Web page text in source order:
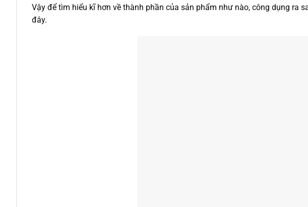
Vậy để tìm hiểu kĩ hơn về thành phần của sản phẩm như nào, công dụng ra
đây.